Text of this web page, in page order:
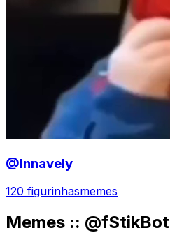
@Innavely
120 figurinhasmemes
Memes :: @fStikBot